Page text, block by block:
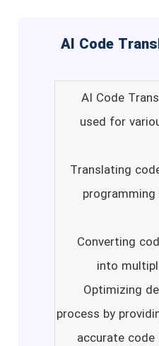
AI Code
used for
- Translating
- Converting
into
- Optimizing
process by
accurate